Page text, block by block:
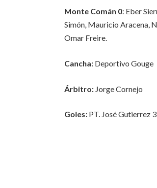
Monte Comán 0: Eber
Simón, Mauricio Aracena,
Omar Freire.
Cancha: Deportivo Gouge
Árbitro: Jorge Cornejo
Goles: PT. José Gutierrez